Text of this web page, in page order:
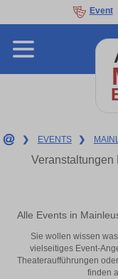
Event
❯ EVENTS ❯
Veranstaltungen
Alle Events in
Sie wollen wissen
vielseitiges Event-
Theateraufführungen
finden